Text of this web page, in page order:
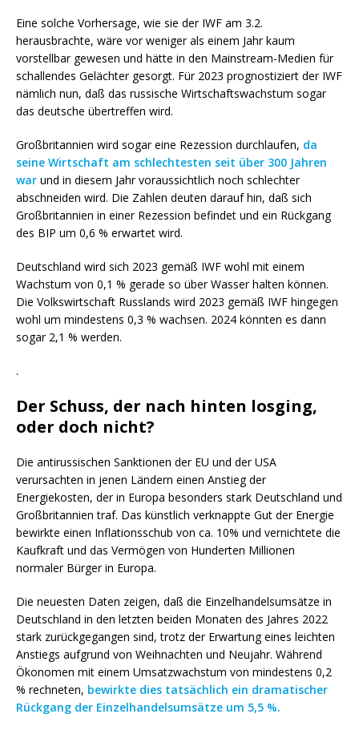
Eine solche Vorhersage, wie sie der IWF am 3.2.
herausbrachte, wäre vor weniger als einem Jahr kaum
vorstellbar gewesen und hätte in den Mainstream-Medien für
schallendes Gelächter gesorgt. Für 2023 prognostiziert der IWF
nämlich nun, daß das russische Wirtschaftswachstum sogar
das deutsche übertreffen wird.
Großbritannien wird sogar eine Rezession durchlaufen, da
seine Wirtschaft am schlechtesten seit über 300 Jahren
war und in diesem Jahr voraussichtlich noch schlechter
abschneiden wird. Die Zahlen deuten darauf hin, daß sich
Großbritannien in einer Rezession befindet und ein Rückgang
des BIP um 0,6 % erwartet wird.
Deutschland wird sich 2023 gemäß IWF wohl mit einem
Wachstum von 0,1 % gerade so über Wasser halten können.
Die Volkswirtschaft Russlands wird 2023 gemäß IWF hingegen
wohl um mindestens 0,3 % wachsen. 2024 könnten es dann
sogar 2,1 % werden.
.
Der Schuss, der nach hinten losging,
oder doch nicht?
Die antirussischen Sanktionen der EU und der USA
verursachten in jenen Ländern einen Anstieg der
Energiekosten, der in Europa besonders stark Deutschland und
Großbritannien traf. Das künstlich verknappte Gut der Energie
bewirkte einen Inflationsschub von ca. 10% und vernichtete die
Kaufkraft und das Vermögen von Hunderten Millionen
normaler Bürger in Europa.
Die neuesten Daten zeigen, daß die Einzelhandelsumsätze in
Deutschland in den letzten beiden Monaten des Jahres 2022
stark zurückgegangen sind, trotz der Erwartung eines leichten
Anstiegs aufgrund von Weihnachten und Neujahr. Während
Ökonomen mit einem Umsatzwachstum von mindestens 0,2
% rechneten, bewirkte dies tatsächlich ein dramatischer
Rückgang der Einzelhandelsumsätze um 5,5 %.